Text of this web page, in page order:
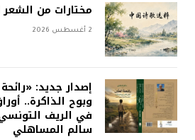
مختارات من
2 أغسطس 2026
إصدار جديد:
وبوح الذاكرة..
في الريف
سالم المساهلي